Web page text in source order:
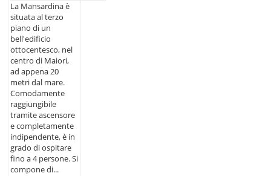
La Mansardina è
situata al terzo
piano di un
bell'edificio
ottocentesco, nel
centro di Maiori,
ad appena 20
metri dal mare.
Comodamente
raggiungibile
tramite ascensore
e completamente
indipendente, è in
grado di ospitare
fino a 4 persone. Si
compone di...